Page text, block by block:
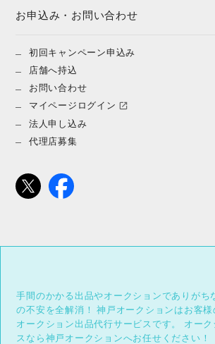
お申込み・お問い合わせ
初回キャンペーン申込み
店舗へ持込
お問い合わせ
マイページログイン
法人申し込み
代理店募集
手間のかかる出品やオークションでありがち
の不安を全解消！
神戸オークションはお客
オークション出品代行サービスです。
オー
スなら神戸オークションへお任せください！